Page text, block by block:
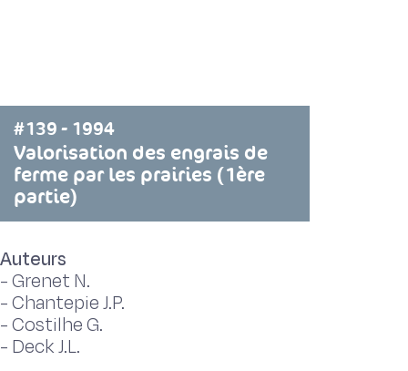
#139 - 1994
Valorisation des engrais de
ferme par les prairies (1ère
partie)
Auteurs
-Grenet N.
-Chantepie J.P.
-Costilhe G.
- Deck J.L.